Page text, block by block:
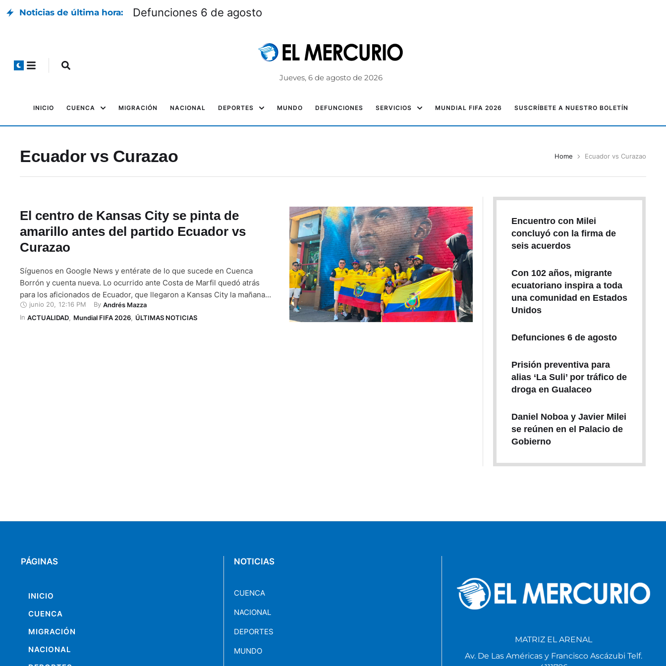
Noticias de última hora: Defunciones 6 de agosto
Jueves, 6 de agosto de 2026
INICIO CUENCA MIGRACIÓN NACIONAL DEPORTES MUNDO DEFUNCIONES SERVICIOS MUNDIAL FIFA 2026 SUSCRÍBETE A NUESTRO BOLETÍN
Ecuador vs Curazao Home Ecuador vs Curazao
El centro de Kansas City se pinta de
amarillo antes del partido Ecuador vs
Curazao
Síguenos en Google News y entérate de lo que sucede en Cuenca
Borrón y cuenta nueva. Lo ocurrido ante Costa de Marfil quedó atrás
para los aficionados de Ecuador, que llegaron a Kansas City la mañana
del sábado 20 de junio de 2026. Lo hicieron para apoyar a la Tri en su
segundo partido frente …
junio 20 12:16 PM By Andrés Mazza
In ACTUALIDAD, Mundial FIFA 2026, ÚLTIMAS NOTICIAS
Encuentro con Milei
concluyó con la firma de
seis acuerdos
Con 102 años, migrante
ecuatoriano inspira a toda
una comunidad en Estados
Unidos
Defunciones 6 de agosto
Prisión preventiva para
alias ‘La Suli’ por tráfico de
droga en Gualaceo
Daniel Noboa y Javier Milei
se reúnen en el Palacio de
Gobierno
PÁGINAS
INICIO
CUENCA
MIGRACIÓN
NACIONAL
NOTICIAS
CUENCA
NACIONAL
DEPORTES
MUNDO
MATRIZ EL ARENAL
Av. De Las Américas y Francisco Ascázubi Telf.